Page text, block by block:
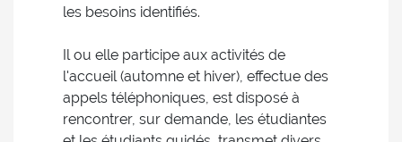
les besoins identifiés.
Il ou elle participe aux activités de
l'accueil (automne et hiver), effectue des
appels téléphoniques, est disposé à
rencontrer, sur demande, les étudiantes